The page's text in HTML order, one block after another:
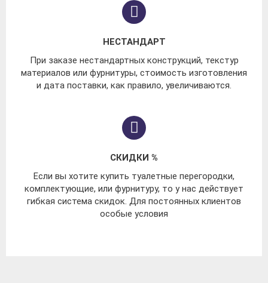
НЕСТАНДАРТ
При заказе нестандартных конструкций, текстур
материалов или фурнитуры, стоимость изготовления
и дата поставки, как правило, увеличиваются.
СКИДКИ %
Если вы хотите купить туалетные перегородки,
комплектующие, или фурнитуру, то у нас действует
гибкая система скидок. Для постоянных клиентов
особые условия